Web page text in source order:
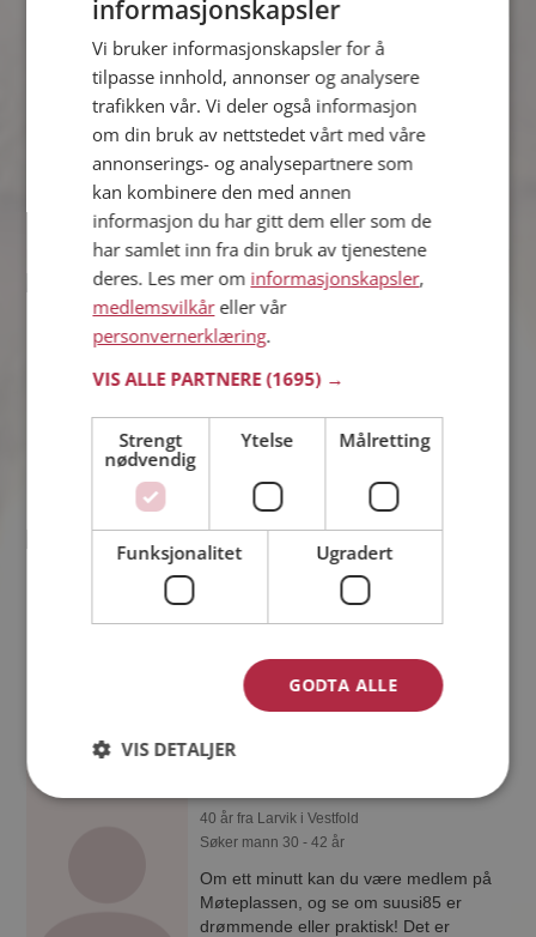
Bettina
37 år fra Larvik i Vestfold
Søker mann 50 - 70 år
Vil du vite mer om Bettina? Du kan se
en fullstendig profil med opplysninger
og bilder hvis du er medlem på
Møteplassen.
Monika
42 år fra Larvik i Vestfold
Søker mann 37 - 48 år
Liker du å reise? Det gjør kanskje
svaret og mengder av andre
Elisabeth
30 år fra Larvik i Vestfold
Søker mann 25 - 46 år
medlem på Møteplassen får du vite
alle mulige detaljer om de single.
40 år fra Larvik i Vestfold
Søker mann 30 - 42 år
Om ett minutt kan du være medlem på
Møteplassen, og se om suusi85 er
drømmende eller praktisk! Det er
informasjonskapsler
Vi bruker informasjonskapsler for å
tilpasse innhold, annonser og analysere
trafikken vår. Vi deler også informasjon
om din bruk av nettstedet vårt med våre
annonserings- og analysepartnere som
kan kombinere den med annen
informasjon du har gitt dem eller som de
har samlet inn fra din bruk av tjenestene
deres. Les mer om informasjonskapsler,
medlemsvilkåreller vår
personvernerklæring.
VIS ALLE PARTNERE(1695) →
Strengt
nødvendig
Ytelse Målretting
Funksjonalitet Ugradert
GODTA ALLE
VIS DETALJER